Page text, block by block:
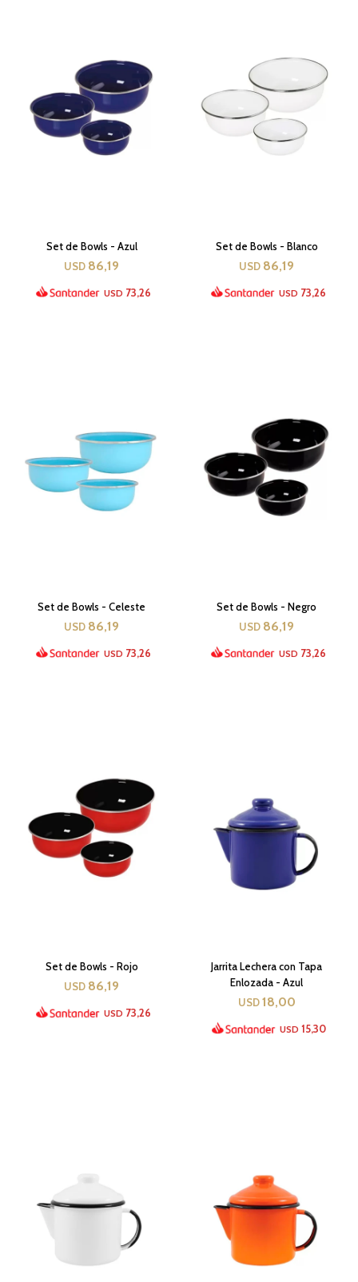
Set de Bowls - Azul
USD 86,19
USD 73,26
Set de Bowls - Blanco
USD 86,19
USD 73,26
Set de Bowls - Celeste
USD 86,19
USD 73,26
Set de Bowls - Negro
USD 86,19
USD 73,26
Set de Bowls - Rojo
USD 86,19
USD 73,26
Jarrita Lechera con Tapa
Enlozada - Azul
USD 18,00
USD 15,30